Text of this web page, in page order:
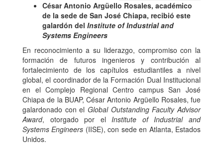
César Antonio Argüello Rosales, académico
de la sede de San José Chiapa, recibió este
galardón del Institute of Industrial and
Systems Engineers
En reconocimiento a su liderazgo, compromiso con la
formación de futuros ingenieros y contribución al
fortalecimiento de los capítulos estudiantiles a nivel
global, el coordinador de la Formación Dual Institucional
en el Complejo Regional Centro campus San José
Chiapa de la BUAP, César Antonio Argüello Rosales, fue
galardonado con el Global Outstanding Faculty Advisor
Award, otorgado por elInstitute of Industrial and
Systems Engineers (IISE), con sede en Atlanta, Estados
Unidos.